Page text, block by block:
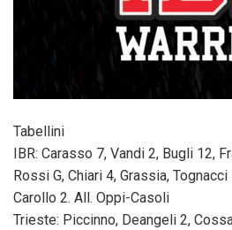
Tabellini
IBR: Carasso 7, Vandi 2, Bugli 12,
Rossi G, Chiari 4, Grassia,
Carollo 2. All. Oppi-Casoli
Trieste: Piccinno, Deangeli 2,